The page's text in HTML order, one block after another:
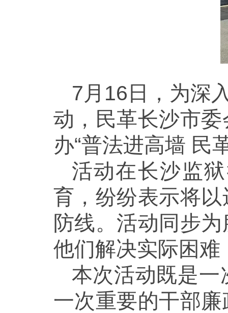
7月16日，为深
动，民革长沙市
办“普法进高墙 民
活动在长沙监
育，纷纷表示将
防线。活动同步
他们解决实际困
本次活动既是
一次重要的干部